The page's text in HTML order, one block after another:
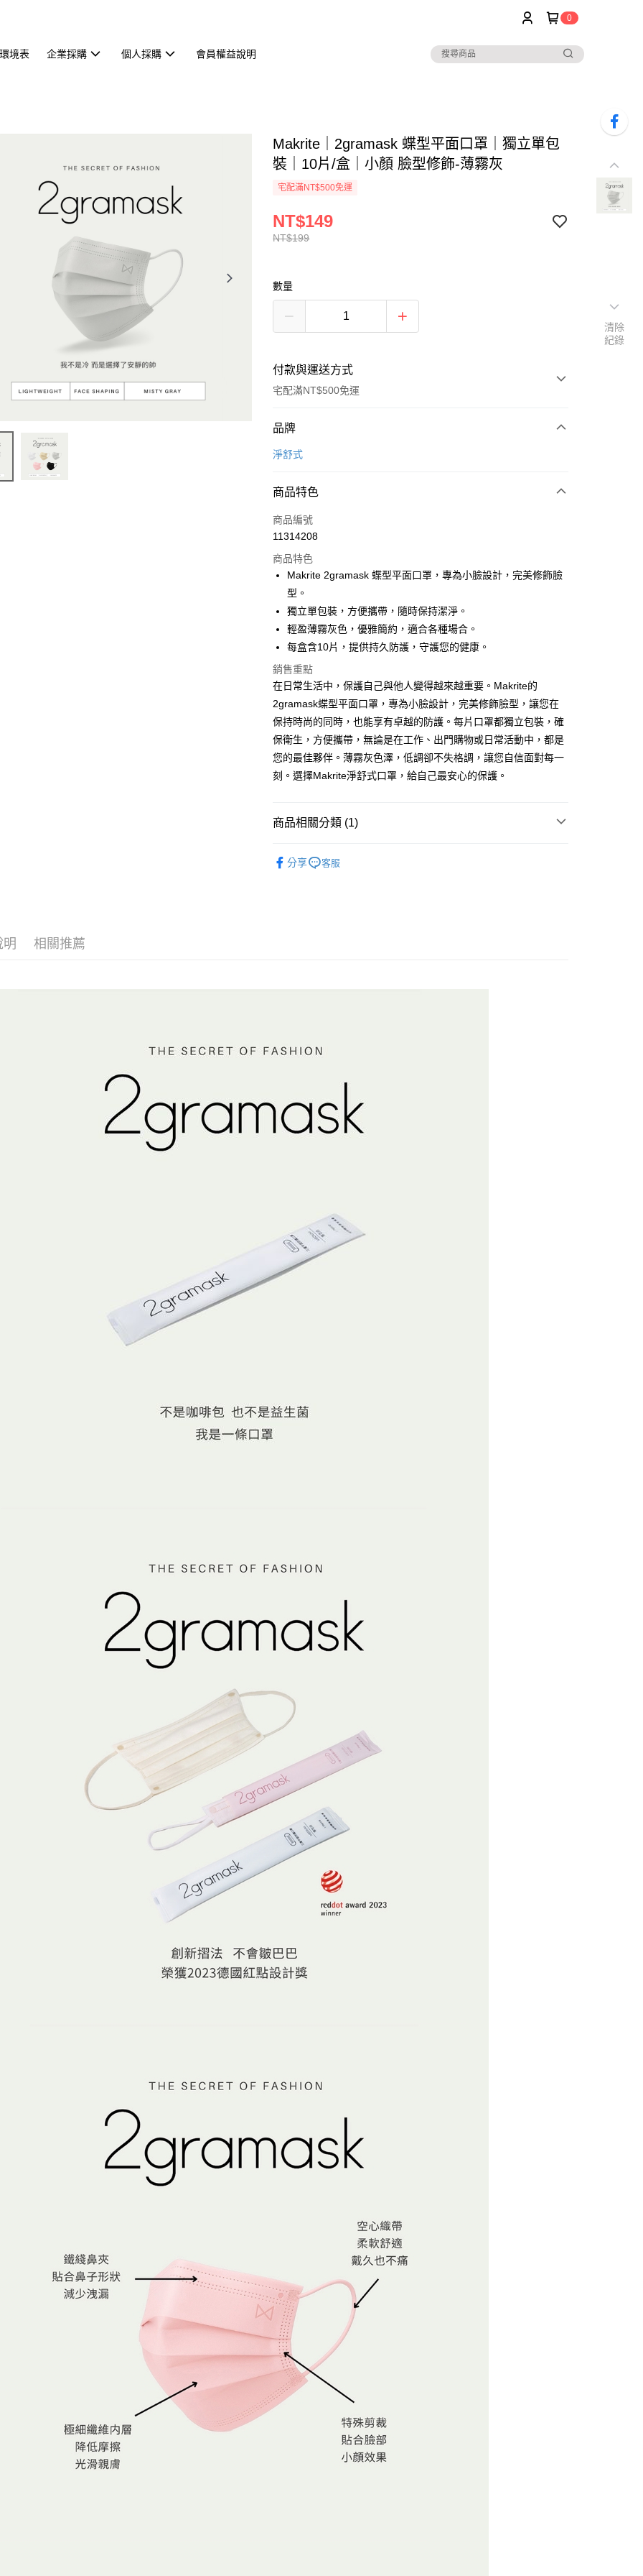
0
境表 企業採購 個人採購 會員權益說明
Makrite｜2gramask 蝶型平面口罩｜獨立單包
裝｜10片/盒｜小顏 臉型修飾-薄霧灰
宅配滿NT$500免運
NT$199
NT$149
數量
付款與運送方式
宅配滿NT$500免運
付款方式
信用卡一次付款
貨到付款
運送方式
宅配(滿500元免運費)
每筆NT$120，滿NT$500(含以上)免運費
貨到付款
每筆NT$120，滿NT$500(含以上)免運費
品牌
淨舒式
商品特色
商品編號
11314208
商品特色
Makrite 2gramask 蝶型平面口罩，專為小臉設計，完美修飾臉
型。
獨立單包裝，方便攜帶，隨時保持潔淨。
輕盈薄霧灰色，優雅簡約，適合各種場合。
每盒含10片，提供持久防護，守護您的健康。
銷售重點
在日常生活中，保護自己與他人變得越來越重要。Makrite的
2gramask蝶型平面口罩，專為小臉設計，完美修飾臉型，讓您在
保持時尚的同時，也能享有卓越的防護。每片口罩都獨立包裝，確
保衛生，方便攜帶，無論是在工作、出門購物或日常活動中，都是
您的最佳夥伴。薄霧灰色澤，低調卻不失格調，讓您自信面對每一
刻。選擇Makrite淨舒式口罩，給自己最安心的保護。
商品相關分類 (1)
分享
客服
明 相關推薦
清除
紀錄